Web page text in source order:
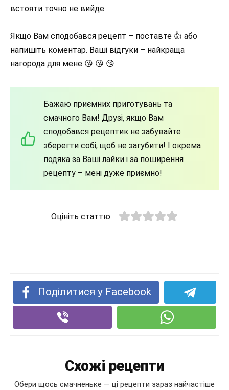
встояти точно не вийде.
Якщо Вам сподобався рецепт – поставте 👍 або
напишіть коментар. Ваші відгуки – найкраща
нагорода для мене 😘 😘 😘
Бажаю приємних приготувань та
смачного Вам! Друзі, якщо Вам
сподобався рецептик не забувайте
зберегти собі, щоб не загубити! І окрема
подяка за Ваші лайки і за поширення
рецепту – мені дуже приємно!
Оцініть статтю
Поділитися у Facebook
Схожі рецепти
Обери щось смачненьке — ці рецепти зараз найчастіше